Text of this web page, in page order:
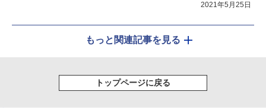
2021年5月25日
もっと関連記事を見る
トップページに戻る